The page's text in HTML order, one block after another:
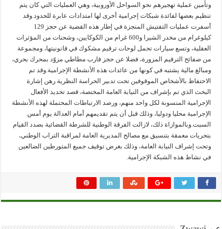
وتأمين عملية تهجيرهم نحو السواحل الأوروبية، وهي العمليات التي كان يتم
تنظيم بعضها لفائدة شبكات إجرامية أخرى لها امتدادات عابرة للحدود.وقد
أسفرت عمليات التفتيش المنجزة في إطار هذه القضية عن حجز 129
كيلوغرام من مخدر الشيرا و600 غرام من الكوكايين، وشحنات من المؤثرات
العقلية، وتسع سيارات تحمل لوحات ترقيم مشكوك في قانونيتها، ومجموعة
من صفائح الترقيم المزورة، فضلا عن حجز قارب مطاطي مزوّد بمحرك بحري،
ومبالغ مالية يشتبه في كونها من عائدات هذه الأنشطة الإجرامية.وقد تم
الاحتفاظ بالأشخاص الموقوفين تحت تدبير الحراسة النظرية رهن إشارة
البحث الذي تم بإشراف من النيابة العامة المختصة، قصد تحديد الأفعال
الإجرامية المنسوبة لكل واحد منهم، ورصد الارتباطات المحتملة لهذه الأنشطة
الإجرامية محليا ودوليا، وذلك قبل أن يتم تقديمهم أمام العدالة يوم أمس
السبت.وبالموازاة ذلك، لازالت الفرقة الوطنية للشرطة القضائية بصدد القيام
بتحريات معمقة بتنسيق مع مصالح المديرية العامة لمراقبة التراب الوطني،
وتحت إشراف النيابة العامة، وذلك بغرض توقيف جميع المتورطين الضالعين
في نشاط هذه الشبكة الإجرامية.